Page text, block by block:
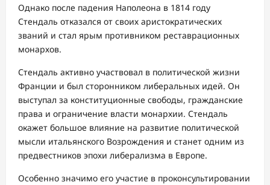
Однако после падения Наполеона в 1814 году
Стендаль отказался от своих аристократических
званий и стал ярым противником реставрационных
монархов.
Стендаль активно участвовал в политической жизни
Франции и был сторонником либеральных идей. Он
выступал за конституционные свободы, гражданские
права и ограничение власти монархии. Стендаль
окажет большое влияние на развитие политической
мысли итальянского Возрождения и станет одним из
предвестников эпохи либерализма в Европе.
Особенно значимо его участие в проконсультировании